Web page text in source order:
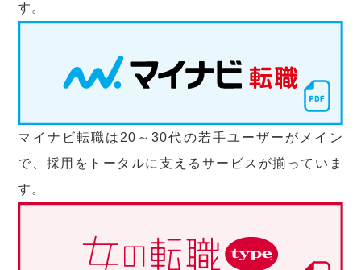
す。
マイナビ転職は20～30代の若手ユーザーがメイン
で、採用をトータルに支えるサービスが揃っていま
す。